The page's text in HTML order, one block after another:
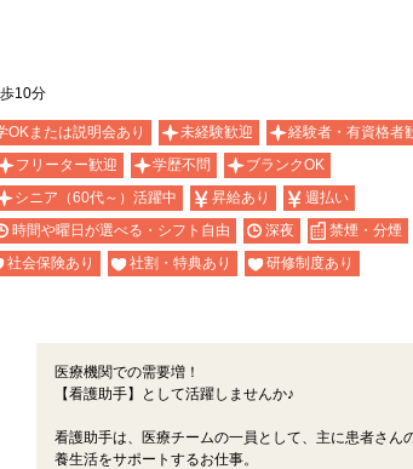
10分
OKまたは説明会あり 未経験歓迎
経験者・有資格者
フリーター歓迎 学歴不問
ブランクOK
シニア（60代～）活躍中 昇給あり
週払い
時間や曜日が選べる・シフト自由 深夜
禁煙・分煙
社会保険あり 社割・特典あり
研修制度あり
医療機関での需要増！
【看護助手】として活躍しませんか♪
看護助手は、医療チームの一員として、主に患者さん
養生活をサポートするお仕事。